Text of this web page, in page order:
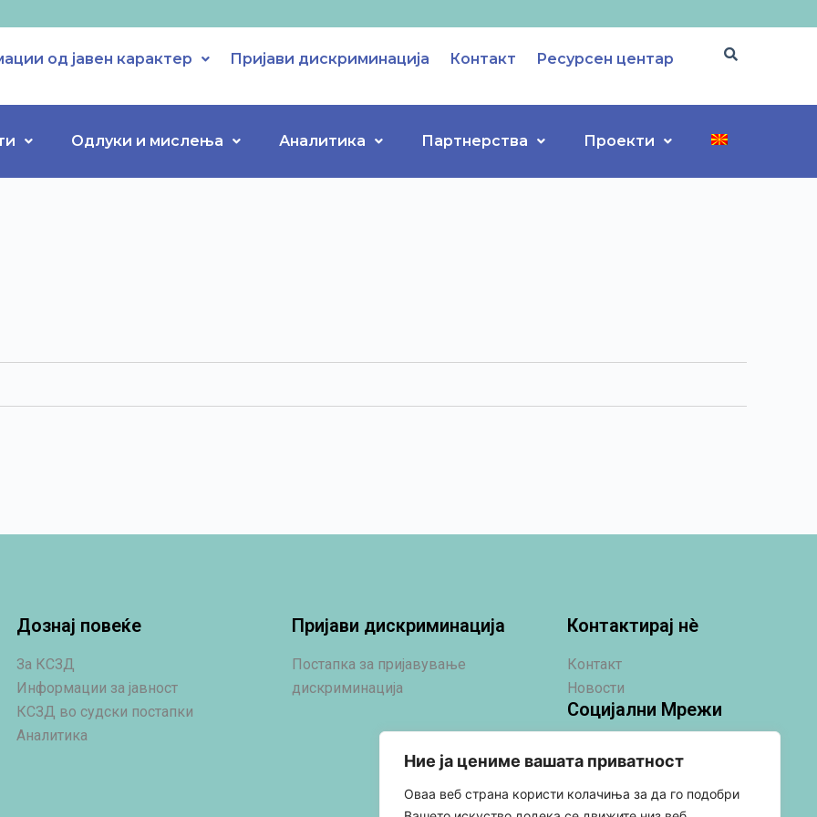
Ние ја цениме вашата приватност
Оваа веб страна користи колачиња за да го подобри
од јавен карактер Пријави дискриминација Контакт Ресурсен центар
Одлуки и мислења Аналитика Партнерства Проекти
Дознај повеќе
За КСЗД
Информации за јавност
КСЗД во судски постапки
Аналитика
Пријави дискриминација
Постапка за пријавување
дискриминација
Контактирај нè
Контакт
Новости
Социјални Мрежи